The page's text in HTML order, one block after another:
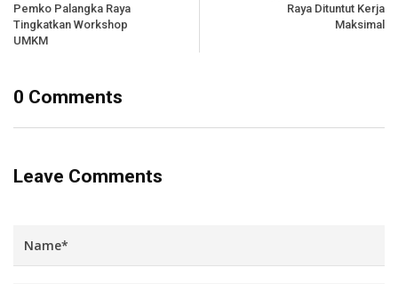
Pemko Palangka Raya
Tingkatkan Workshop
UMKM
Raya Dituntut Kerja
Maksimal
0 Comments
Leave Comments